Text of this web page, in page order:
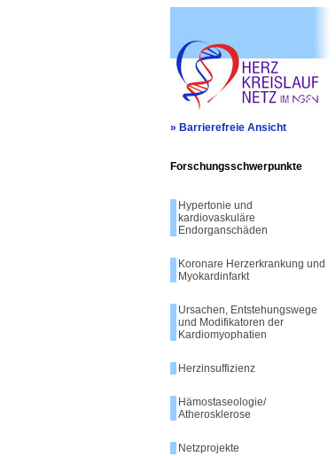
» Barrierefreie Ansicht
Forschungsschwerpunkte
Hypertonie und
kardiovaskuläre
Endorganschäden
Koronare Herzerkrankung und
Myokardinfarkt
Ursachen, Entstehungswege
und Modifikatoren der
Kardiomyophatien
Herzinsuffizienz
Hämostaseologie/
Atherosklerose
Netzprojekte